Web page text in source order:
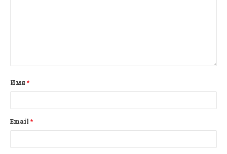
Имя *
Email *